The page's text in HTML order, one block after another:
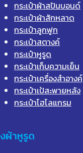
กระเป๋าผ้าสปันบอนด์
กระเป๋าผ้าสักหลาด
กระเป๋าลูกฟูก
กระเป๋าสตางค์
กระเป๋าหูรูด
กระเป๋าเก็บความเย็น
กระเป๋าเครื่องสำอางค์
กระเป๋าเป้สะพายหลัง
กระเป๋าโฮโลแกรม
ผ้าหูรูด